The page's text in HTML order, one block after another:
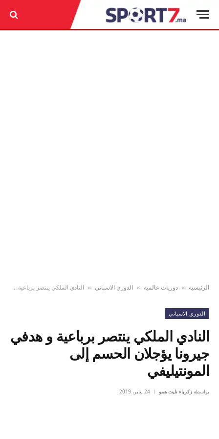
الرئيسية » دوريات عالمية » الدوري الاسباني » النادي الملكي ينتصر برباعية و هدفي جيرونا يؤجلان الحسم إلى المونتيليفي
الدوري الاسباني
النادي الملكي ينتصر برباعية و هدفي
جيرونا يؤجلان الحسم إلى
المونتيليفي
بواسطة زكرياء نايت همو 24 يناير، 2019